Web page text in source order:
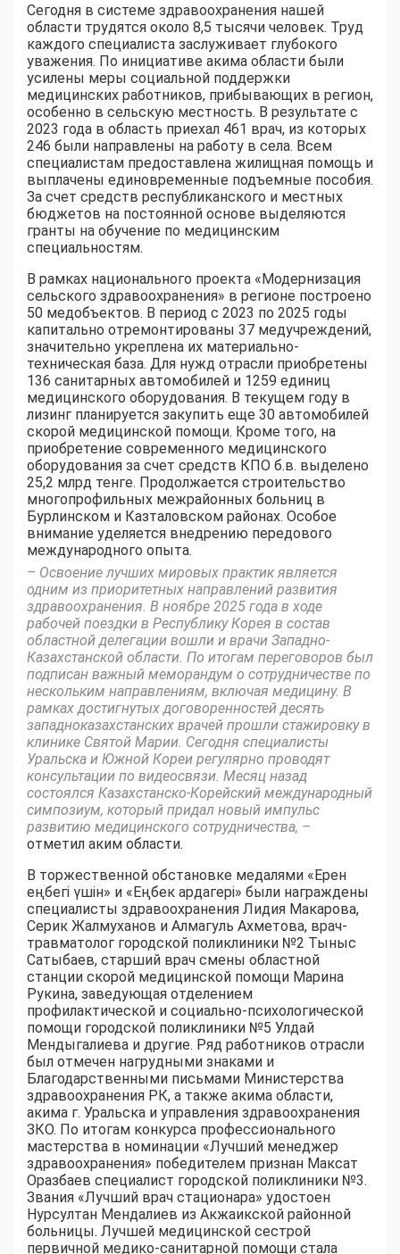
Сегодня в системе здравоохранения нашей
области трудятся около 8,5 тысячи человек. Труд
каждого специалиста заслуживает глубокого
уважения. По инициативе акима области были
усилены меры социальной поддержки
медицинских работников, прибывающих в регион,
особенно в сельскую местность. В результате с
2023 года в область приехал 461 врач, из которых
246 были направлены на работу в села. Всем
специалистам предоставлена жилищная помощь и
выплачены единовременные подъемные пособия.
За счет средств республиканского и местных
бюджетов на постоянной основе выделяются
гранты на обучение по медицинским
специальностям.
В рамках национального проекта «Модернизация
сельского здравоохранения» в регионе построено
50 медобъектов. В период с 2023 по 2025 годы
капитально отремонтированы 37 медучреждений,
значительно укреплена их материально-
техническая база. Для нужд отрасли приобретены
136 санитарных автомобилей и 1259 единиц
медицинского оборудования. В текущем году в
лизинг планируется закупить еще 30 автомобилей
скорой медицинской помощи. Кроме того, на
приобретение современного медицинского
оборудования за счет средств КПО б.в. выделено
25,2 млрд тенге. Продолжается строительство
многопрофильных межрайонных больниц в
Бурлинском и Казталовском районах. Особое
внимание уделяется внедрению передового
международного опыта.
– Освоение лучших мировых практик является
одним из приоритетных направлений развития
здравоохранения. В ноябре 2025 года в ходе
рабочей поездки в Республику Корея в состав
областной делегации вошли и врачи Западно-
Казахстанской области. По итогам переговоров был
подписан важный меморандум о сотрудничестве по
нескольким направлениям, включая медицину. В
рамках достигнутых договоренностей десять
западноказахстанских врачей прошли стажировку в
клинике Святой Марии. Сегодня специалисты
Уральска и Южной Кореи регулярно проводят
консультации по видеосвязи. Месяц назад
состоялся Казахстанско-Корейский международный
симпозиум, который придал новый импульс
развитию медицинского сотрудничества, –
отметил аким области.
В торжественной обстановке медалями «Ерен
еңбегі үшін» и «Еңбек ардагері» были награждены
специалисты здравоохранения Лидия Макарова,
Серик Жалмуханов и Алмагуль Ахметова, врач-
травматолог городской поликлиники №2 Тыныс
Сатыбаев, старший врач смены областной
станции скорой медицинской помощи Марина
Рукина, заведующая отделением
профилактической и социально-психологической
помощи городской поликлиники №5 Улдай
Мендыгалиева и другие. Ряд работников отрасли
был отмечен нагрудными знаками и
Благодарственными письмами Министерства
здравоохранения РК, а также акима области,
акима г. Уральска и управления здравоохранения
ЗКО. По итогам конкурса профессионального
мастерства в номинации «Лучший менеджер
здравоохранения» победителем признан Максат
Оразбаев специалист городской поликлиники №3.
Звания «Лучший врач стационара» удостоен
Нурсултан Мендалиев из Акжаикской районной
больницы. Лучшей медицинской сестрой
первичной медико-санитарной помощи стала